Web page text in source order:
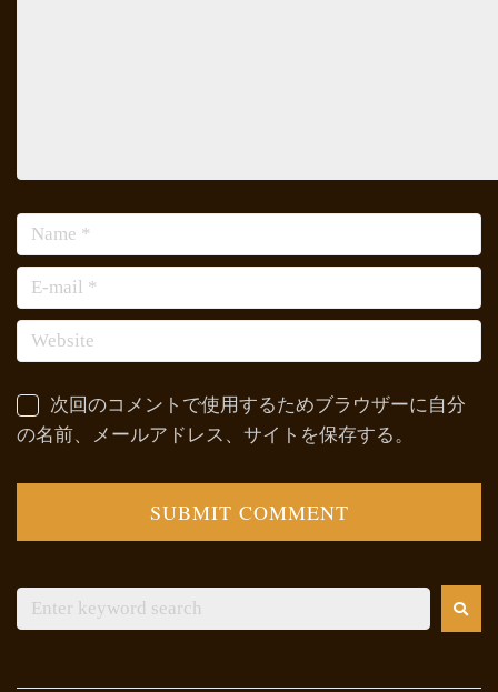
次回のコメントで使用するためブラウザーに自分
の名前、メールアドレス、サイトを保存する。